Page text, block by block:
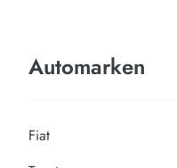
Automarken
Fiat